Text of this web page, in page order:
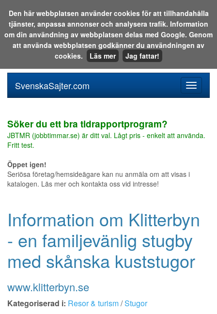
Sök i katalogen eller på webben:
meny
SvenskaSajter.com
Söker du ett bra tidrapportprogram?
JBTMR (jobbtimmar.se) är ditt val. Lågt pris - enkelt att använda.
Fritt test.
Öppet igen!
Seriösa företag/hemsideägare kan nu anmäla om att visas i
katalogen. Läs mer och kontakta oss vid intresse!
Information om Klitterbyn
- en familjevänlig stugby
med skånska kuststugor
www.klitterbyn.se
Kategoriserad i: Resor & turism/Stugor
Den här webbplatsen använder cookies för att tillhandahålla
tjänster, anpassa annonser och analysera trafik. Information
om din användning av webbplatsen delas med Google. Genom
att använda webbplatsen godkänner du användningen av
cookies.
Läs mer Jag fattar!